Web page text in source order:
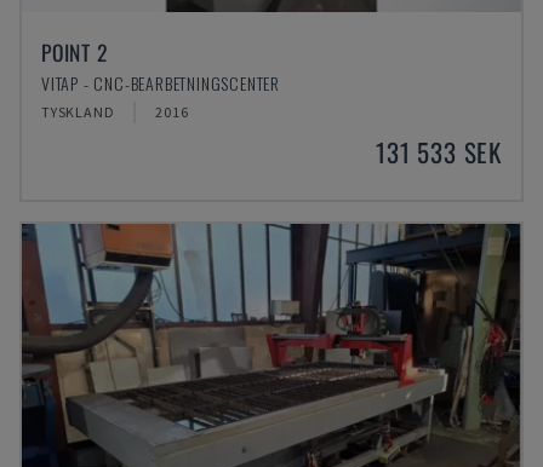
POINT 2
VITAP - CNC-BEARBETNINGSCENTER
TYSKLAND 2016
131 533 SEK